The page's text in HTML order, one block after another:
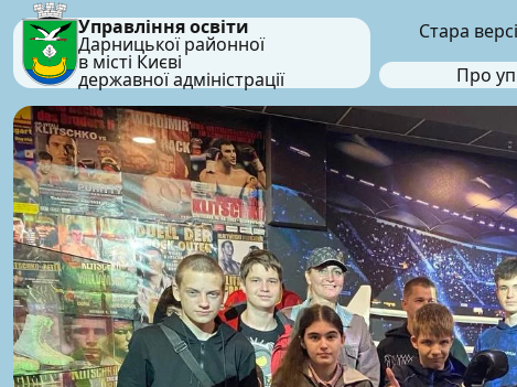
Управління освіти
Дарницької районної
в місті Києві
державної адміністрації
Стара
Про